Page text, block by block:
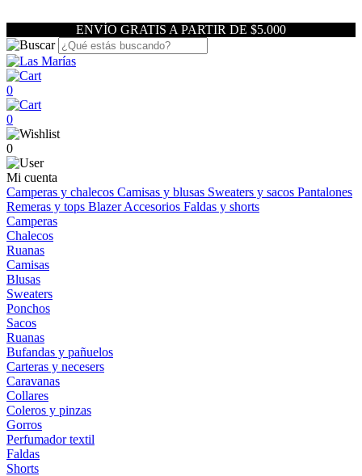
ENVÍO GRATIS A PARTIR DE $5.000
0
0
0
Mi cuenta
Camperas y chalecos Camisas y blusas Sweaters y sacos Pantalones
Remeras y tops BlazerAccesorios Faldas y shorts
Camperas
Chalecos
Ruanas
Camisas
Blusas
Sweaters
Ponchos
Sacos
Ruanas
Bufandas y pañuelos
Carteras y necesers
Caravanas
Collares
Coleros y pinzas
Gorros
Perfumador textil
Faldas
Shorts